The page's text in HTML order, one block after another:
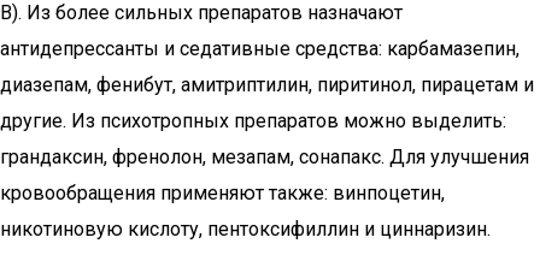
B). Из более сильных препаратов назначают
антидепрессанты и седативные средства: карбамазепин,
диазепам, фенибут, амитриптилин, пиритинол, пирацетам и
другие. Из психотропных препаратов можно выделить:
грандаксин, френолон, мезапам, сонапакс. Для улучшения
кровообращения применяют также: винпоцетин,
никотиновую кислоту, пентоксифиллин и циннаризин.